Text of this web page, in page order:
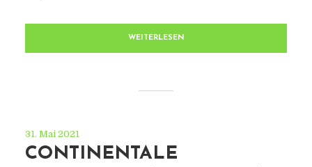
WEITERLESEN
31. Mai 2021
CONTINENTALE